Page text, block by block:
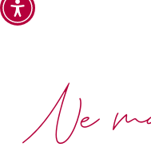
Ne